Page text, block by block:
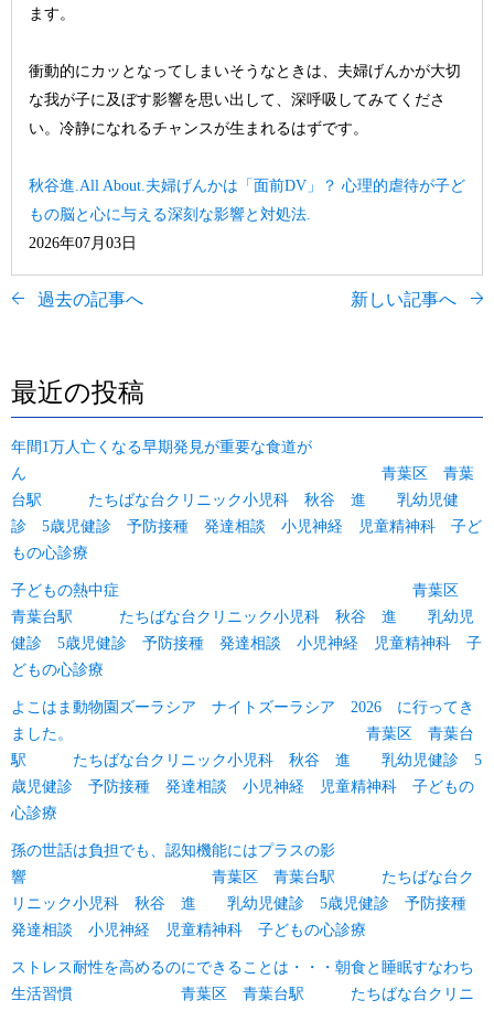
ます。
衝動的にカッとなってしまいそうなときは、夫婦げんかが大切
な我が子に及ぼす影響を思い出して、深呼吸してみてくださ
い。冷静になれるチャンスが生まれるはずです。
秋谷進.All About.夫婦げんかは「面前DV」？ 心理的虐待が子ど
もの脳と心に与える深刻な影響と対処法.
2026年07月03日
過去の記事へ 新しい記事へ
最近の投稿
年間1万人亡くなる早期発見が重要な食道が
ん 青葉区 青葉
台駅 たちばな台クリニック小児科 秋谷 進 乳幼児健
診 5歳児健診 予防接種 発達相談 小児神経 児童精神科 子ど
もの心診療
子どもの熱中症 青葉区
青葉台駅 たちばな台クリニック小児科 秋谷 進 乳幼児
健診 5歳児健診 予防接種 発達相談 小児神経 児童精神科 子
どもの心診療
よこはま動物園ズーラシア ナイトズーラシア 2026 に行ってき
ました。 青葉区 青葉台
駅 たちばな台クリニック小児科 秋谷 進 乳幼児健診 5
歳児健診 予防接種 発達相談 小児神経 児童精神科 子どもの
心診療
孫の世話は負担でも、認知機能にはプラスの影
響 青葉区 青葉台駅 たちばな台ク
リニック小児科 秋谷 進 乳幼児健診 5歳児健診 予防接種
発達相談 小児神経 児童精神科 子どもの心診療
ストレス耐性を高めるのにできることは・・・朝食と睡眠すなわち
生活習慣 青葉区 青葉台駅 たちばな台クリニ